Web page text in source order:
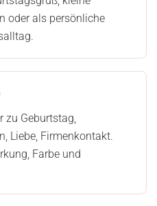
oder als persönliche
zu Geburtstag,
Liebe, Firmenkontakt.
Farbe und